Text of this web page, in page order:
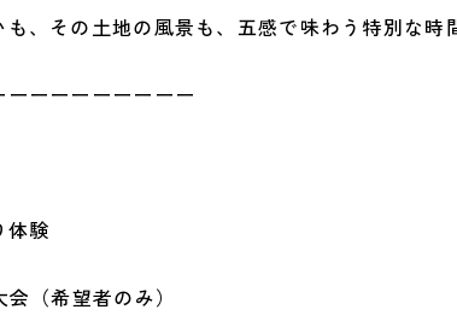
、その土地の風景も、五感で味わう特別な時
ーーーーーーーー
体験
（希望者のみ）